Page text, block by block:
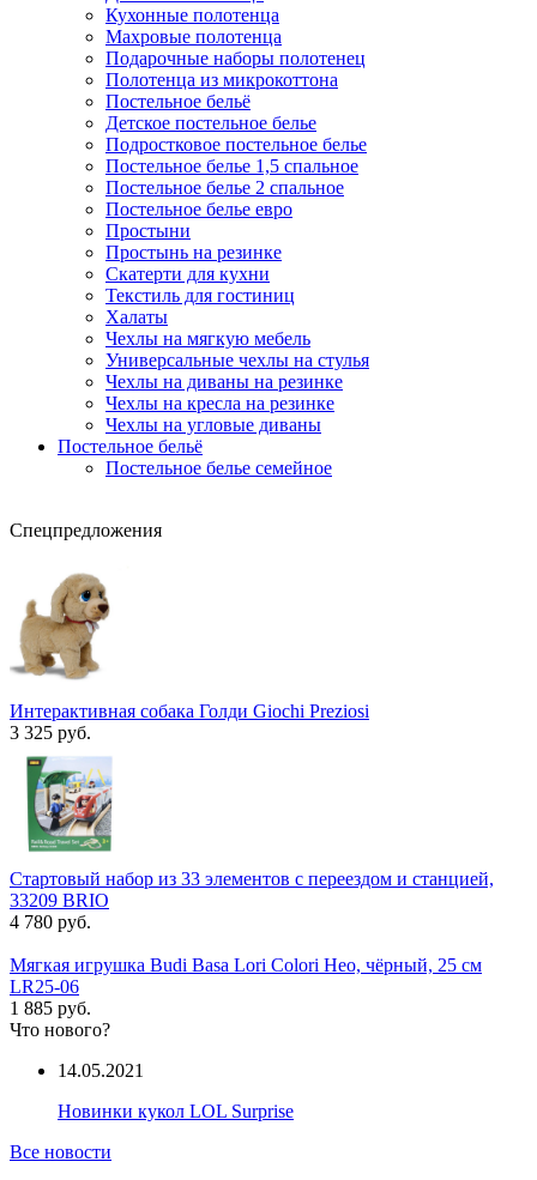
Кухонные полотенца
Махровые полотенца
Подарочные наборы полотенец
Полотенца из микрокоттона
Постельное бельё
Детское постельное белье
Подростковое постельное белье
Постельное белье 1,5 спальное
Постельное белье 2 спальное
Постельное белье евро
Простыни
Простынь на резинке
Скатерти для кухни
Текстиль для гостиниц
Халаты
Чехлы на мягкую мебель
Универсальные чехлы на стулья
Чехлы на диваны на резинке
Чехлы на кресла на резинке
Чехлы на угловые диваны
Постельное бельё
Постельное белье семейное
Спецпредложения
Интерактивная собака Голди Giochi Preziosi
3 325 руб.
Стартовый набор из 33 элементов с переездом и станцией,
33209 BRIO
4 780 руб.
Мягкая игрушка Budi Basa Lori Colori Нео, чёрный, 25 см
LR25-06
1 885 руб.
Что нового?
14.05.2021
Новинки кукол LOL Surprise
Все новости